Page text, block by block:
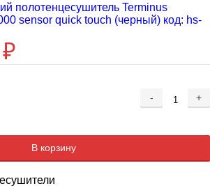
полотенцесушитель Terminus
sensor quick touch (черный) код: hs-
₽
- +
В корзину